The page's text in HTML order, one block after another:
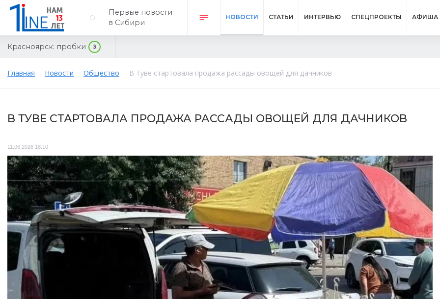
Первые новости
в Сибири
НОВОСТИ СТАТЬИ ИНТЕРВЬЮ СПЕЦПРОЕКТЫ АФИША
Красноярск: пробки 3
Главная Новости Общество В Туве стартовала продажа рассады овощей для дачников
В ТУВЕ СТАРТОВАЛА ПРОДАЖА РАССАДЫ ОВОЩЕЙ ДЛЯ ДАЧНИКОВ
11.06.2026 18:10